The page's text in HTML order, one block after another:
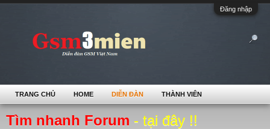
Đăng nhập
Tìm nhanh Forum - tại đây !!
TRANG CHỦ HOME DIỄN ĐÀN THÀNH VIÊN